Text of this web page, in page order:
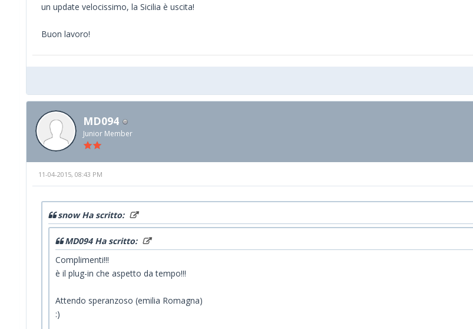
un update velocissimo, la Sicilia è uscita!
Buon lavoro!
MD094
Junior Member
11-04-2015, 08:43 PM
snow Ha scritto:
MD094 Ha scritto:
Complimenti!!!
è il plug-in che aspetto da tempo!!!
Attendo speranzoso (emilia Romagna)
:)